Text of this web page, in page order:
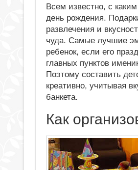
Всем известно, с
день рождения.
развлечения и
чуда. Самые лучшие
ребенок, если его
главных пунктов
Поэтому составить
креативно, учитывая
банкета.
Как